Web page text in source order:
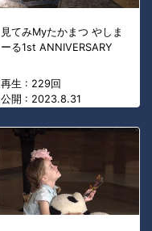
見てみMyたかまつ やしま
ーる1st ANNIVERSARY
再生 : 229回
公開 : 2023.8.31